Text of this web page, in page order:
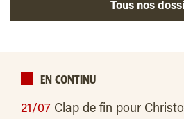
Tous nos
EN CONTINU
21/07 Clap de fin pour